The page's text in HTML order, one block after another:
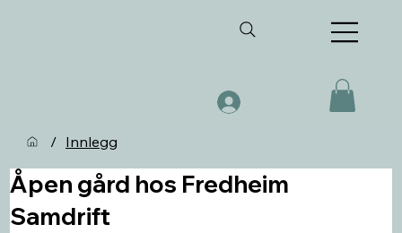
/ Innlegg
Åpen gård hos Fredheim
Samdrift